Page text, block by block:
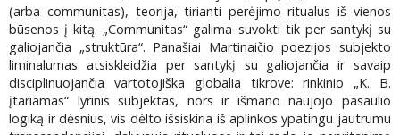
(arba communitas), teorija, tirianti perėjimo ritualus iš vienos
būsenos į kitą. „Communitas“ galima suvokti tik per santykį su
galiojančia „struktūra“. Panašiai Martinaičio poezijos subjekto
liminalumas atsiskleidžia per santykį su galiojančia ir savaip
disciplinuojančia vartotojiška globalia tikrove: rinkinio „K. B.
įtariamas“ lyrinis subjektas, nors ir išmano naujojo pasaulio
logiką ir dėsnius, vis dėlto išsiskiria iš aplinkos ypatingu jautrumu